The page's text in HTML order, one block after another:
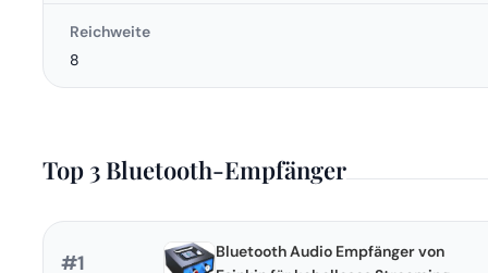
Reichweite
8
Top 3 Bluetooth-Empfänger
#1
Bluetooth Audio Empfänger von